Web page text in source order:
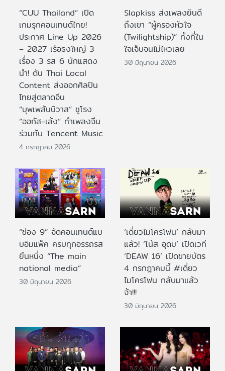
“CUU Thailand” เปิด
เกมรุกคอนเทนต์ไทย!
ประกาศ Line Up 2026
– 2027 เรือธงใหญ่ 3
เรื่อง 3 รส 6 นักแสดง
นำ! ดัน Thai Local
Content ส่งออกศิลปิน
ไทยสู่ตลาดจีน
“บุพเพสันนิวาส” ชูโรง
“ออกัส-เล้ง” ทำเพลงจีน
ร่วมกับ Tencent Music
4 กรกฎาคม 2026
Slapkiss ส่งเพลงยินดี
ถึงเขา “ผู้ครองหัวใจ
(Twilightship)” ทั้งที่ใน
ใจเจ็บจนไม่ไหวเลย
30 มิถุนายน 2026
“ช่อง 9” จัดคอนเทนต์แบ
บอิมแพ็ค ครบทุกอรรถรส
ยืนหนึ่ง “The main
national media”
30 มิถุนายน 2026
‘เดี่ยวไมโครโฟน’ กลับมา
แล้ว! ‘โน้ส อุดม’ เปิดเวที
‘DEAW 16’ เปิดขายบัตร
4 กรกฎาคมนี้ #เดี่ยว
ไมโครโฟน กลับมาแล้ว
จ้า!!!
30 มิถุนายน 2026